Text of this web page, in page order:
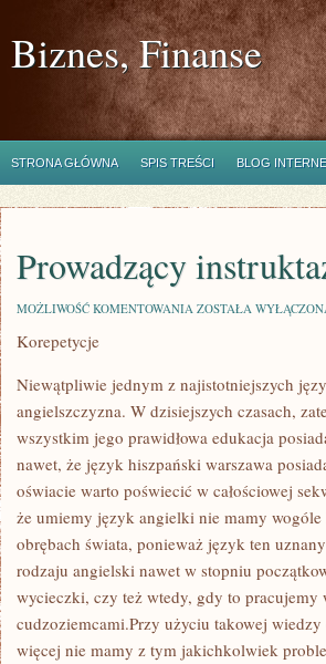
Biznes, Finanse
STRONA GŁÓWNA SPIS TREŚCI BLOG
Prowadzący
MOŻLIWOŚĆ KOMENTOWANIA PROWADZĄCY
ZOSTAŁA
Korepetycje
Niewątpliwie jednym z najistotniejszych
angielszczyzna. W dzisiejszych czasach,
wszystkim jego prawidłowa edukacja
nawet, że język hiszpański warszawa
oświacie warto poświecić w całościowej
że umiemy język angielki nie mamy
obrębach świata, ponieważ język ten
rodzaju angielski nawet w stopniu
wycieczki, czy też wtedy, gdy to
cudzoziemcami.Przy użyciu takowej
więcej nie mamy z tym jakichkolwiek